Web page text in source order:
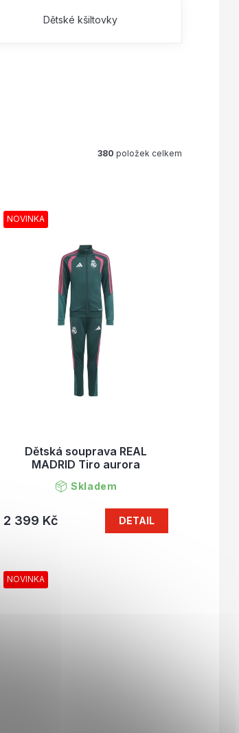
Dětské kšiltovky
380 položek celkem
NOVINKA
Dětská souprava REAL
MADRID Tiro aurora
Skladem
2 399 Kč DETAIL
NOVINKA